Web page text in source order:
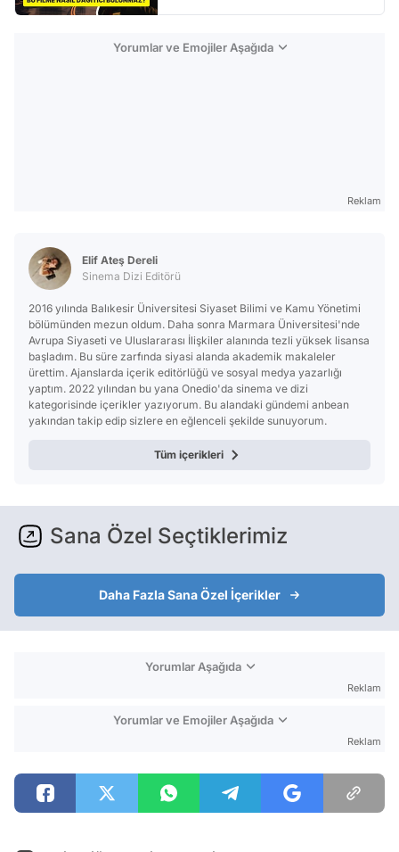
Yorumlar ve Emojiler Aşağıda
Reklam
Elif Ateş Dereli
Sinema Dizi Editörü
2016 yılında Balıkesir Üniversitesi Siyaset Bilimi ve Kamu Yönetimi
bölümünden mezun oldum. Daha sonra Marmara Üniversitesi'nde
Avrupa Siyaseti ve Uluslararası İlişkiler alanında tezli yüksek lisansa
başladım. Bu süre zarfında siyasi alanda akademik makaleler
ürettim. Ajanslarda içerik editörlüğü ve sosyal medya yazarlığı
yaptım. 2022 yılından bu yana Onedio'da sinema ve dizi
kategorisinde içerikler yazıyorum. Bu alandaki gündemi anbean
yakından takip edip sizlere en eğlenceli şekilde sunuyorum.
Tüm içerikleri
Sana Özel Seçtiklerimiz
Daha Fazla Sana Özel İçerikler
Yorumlar Aşağıda
Reklam
Yorumlar ve Emojiler Aşağıda
Reklam